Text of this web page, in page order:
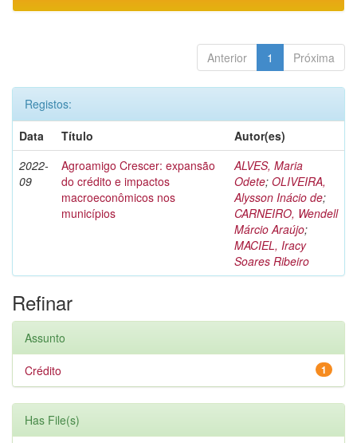
Anterior 1 Próxima
Registos:
Data
Título
Autor(es)
2022-
09
Agroamigo Crescer: expansão
do crédito e impactos
macroeconômicos nos
municípios
ALVES, Maria
Odete; OLIVEIRA,
Alysson Inácio de;
CARNEIRO, Wendell
Márcio Araújo;
MACIEL, Iracy
Soares Ribeiro
Refinar
Assunto
1
Crédito
Has File(s)